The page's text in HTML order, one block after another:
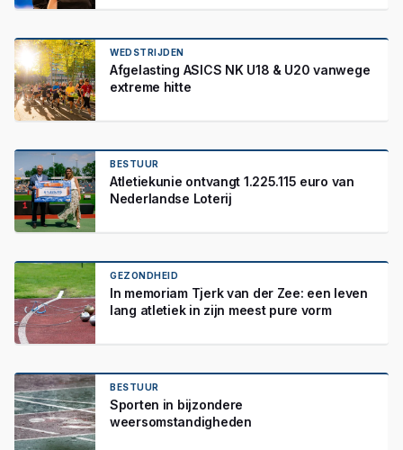
WEDSTRIJDEN
Afgelasting ASICS NK U18 & U20 vanwege
extreme hitte
BESTUUR
Atletiekunie ontvangt 1.225.115 euro van
Nederlandse Loterij
GEZONDHEID
In memoriam Tjerk van der Zee: een leven
lang atletiek in zijn meest pure vorm
BESTUUR
Sporten in bijzondere
weersomstandigheden